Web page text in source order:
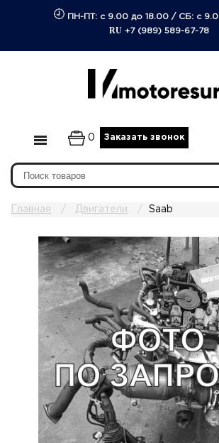
ПН-ПТ: с 9.00 до 18.00/ СБ: с
RU +7 (989) 589-67-78
0 Заказать звонок
Главная Двигатели Saab